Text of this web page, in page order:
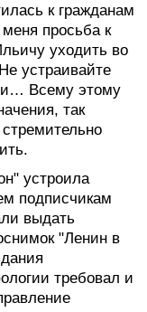
к гражданам
просьба к
уходить во
устраивайте
Всему этому
так
устроила
подписчикам
выдать
"Ленин в
требовал и